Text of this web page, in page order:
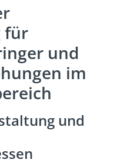
für
und
im
und